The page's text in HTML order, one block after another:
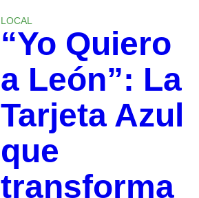
LOCAL
“Yo Quiero
a León”: La
Tarjeta Azul
que
transforma